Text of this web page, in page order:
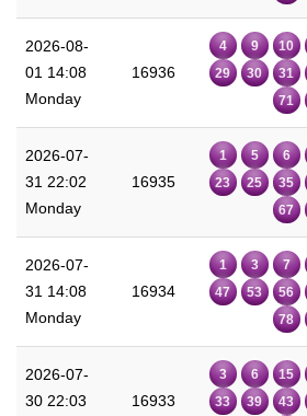
2026-08-
01 14:08
Monday
16936
4 9 10
29
30 31
71
2026-07-
31 22:02
Monday
16935
1 5 6
23
25 35
67
2026-07-
31 14:08
Monday
16934
1 3 7
47
53 56
78
2026-07-
30 22:03
16933
3 6 15
33
39 43